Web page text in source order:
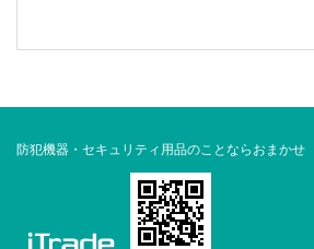
防犯機器・セキュリティ用品のことならおまかせ